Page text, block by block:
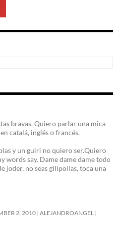
bravas. Quiero parlar una mica
catalá, inglés o francés.
y un guiri no quiero ser.Quiero
words say. Dame dame dame todo
joder, no seas gilipollas, toca una
2, 2010 ALEJANDROANGEL